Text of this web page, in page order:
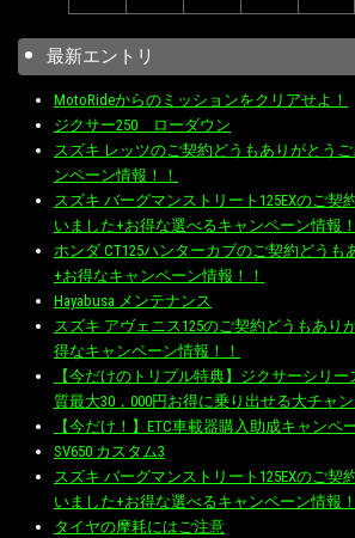
最新エントリ
MotoRideからのミッションをクリアせよ！
ジクサー250 ローダウン
スズキ レッツのご契約どうもありがとう
ンペーン情報！！
スズキ バーグマンストリート125EXのご契
いました+お得な選べるキャンペーン情報！
ホンダ CT125ハンターカブのご契約どうも
+お得なキャンペーン情報！！
Hayabusa メンテナンス
スズキ アヴェニス125のご契約どうもあり
得なキャンペーン情報！！
【今だけのトリプル特典】ジクサーシリ
質最大30，000円お得に乗り出せる大チャン
【今だけ！】ETC車載器購入助成キャンペ
SV650 カスタム3
スズキ バーグマンストリート125EXのご契
いました+お得な選べるキャンペーン情報！
タイヤの摩耗にはご注意